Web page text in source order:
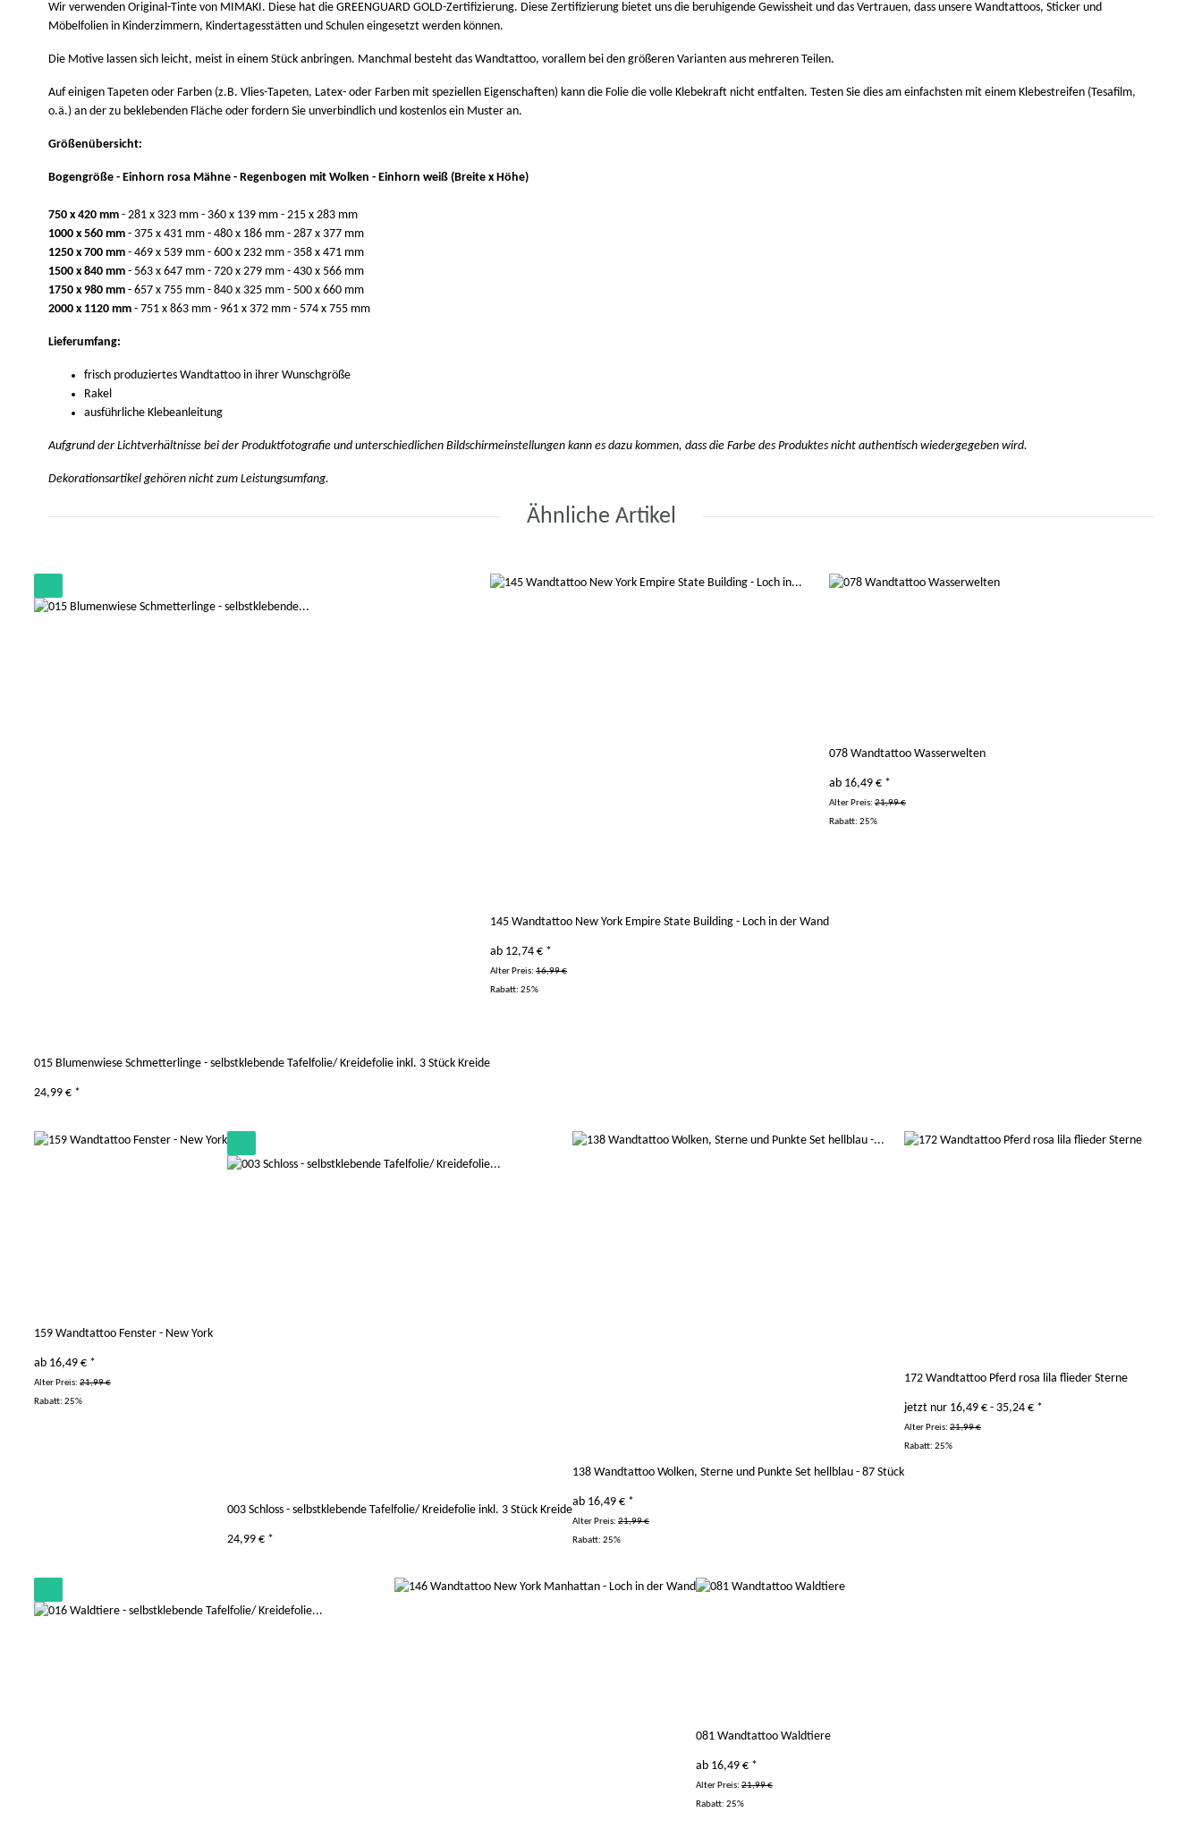
Wir verwenden Original-Tinte von MIMAKI. Diese hat die GREENGUARD GOLD-Zertifizierung. Diese Zertifizierung bietet uns die beruhigende Gewissheit und das Vertrauen, dass unsere Wandtattoos, Sticker und
Möbelfolien in Kinderzimmern, Kindertagesstätten und Schulen eingesetzt werden können.
Die Motive lassen sich leicht, meist in einem Stück anbringen. Manchmal besteht das Wandtattoo, vorallem bei den größeren Varianten aus mehreren Teilen.
Auf einigen Tapeten oder Farben (z.B. Vlies-Tapeten, Latex- oder Farben mit speziellen Eigenschaften) kann die Folie die volle Klebekraft nicht entfalten. Testen Sie dies am einfachsten mit einem Klebestreifen (Tesafilm,
o.ä.) an der zu beklebenden Fläche oder fordern Sie unverbindlich und kostenlos ein Muster an.
Größenübersicht:
Bogengröße - Einhorn rosa Mähne - Regenbogen mit Wolken - Einhorn weiß (Breite x Höhe)
750 x 420 mm - 281 x 323 mm - 360 x 139 mm - 215 x 283 mm
1000 x 560 mm - 375 x 431 mm - 480 x 186 mm - 287 x 377 mm
1250 x 700 mm - 469 x 539 mm - 600 x 232 mm - 358 x 471 mm
1500 x 840 mm - 563 x 647 mm - 720 x 279 mm - 430 x 566 mm
1750 x 980 mm - 657 x 755 mm - 840 x 325 mm - 500 x 660 mm
2000 x 1120 mm - 751 x 863 mm - 961 x 372 mm - 574 x 755 mm
Lieferumfang:
frisch produziertes Wandtattoo in ihrer Wunschgröße
Rakel
ausführliche Klebeanleitung
Aufgrund der Lichtverhältnisse bei der Produktfotografie und unterschiedlichen Bildschirmeinstellungen kann es dazu kommen, dass die Farbe des Produktes nicht authentisch wiedergegeben wird.
Dekorationsartikel gehören nicht zum Leistungsumfang.
Ähnliche Artikel
015 Blumenwiese Schmetterlinge - selbstklebende Tafelfolie/ Kreidefolie inkl. 3 Stück Kreide
24,99 € *
145 Wandtattoo New York Empire State Building - Loch in der Wand
ab 12,74 € *
Alter Preis: 16,99 €
Rabatt: 25%
078 Wandtattoo Wasserwelten
ab 16,49 € *
Alter Preis: 21,99 €
Rabatt: 25%
159 Wandtattoo Fenster - New York
ab 16,49 € *
Alter Preis: 21,99 €
Rabatt: 25%
003 Schloss - selbstklebende Tafelfolie/ Kreidefolie inkl. 3 Stück Kreide
24,99 € *
138 Wandtattoo Wolken, Sterne und Punkte Set hellblau - 87 Stück
ab 16,49 € *
Alter Preis: 21,99 €
Rabatt: 25%
172 Wandtattoo Pferd rosa lila flieder Sterne
jetzt nur 16,49 € - 35,24 € *
Alter Preis: 21,99 €
Rabatt: 25%
081 Wandtattoo Waldtiere
ab 16,49 € *
Alter Preis: 21,99 €
Rabatt: 25%